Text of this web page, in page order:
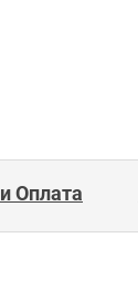
Оплата